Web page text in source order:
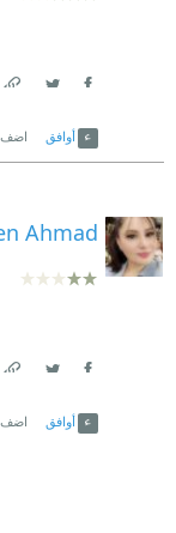
أوافق اضف
Ahmad
أوافق اضف